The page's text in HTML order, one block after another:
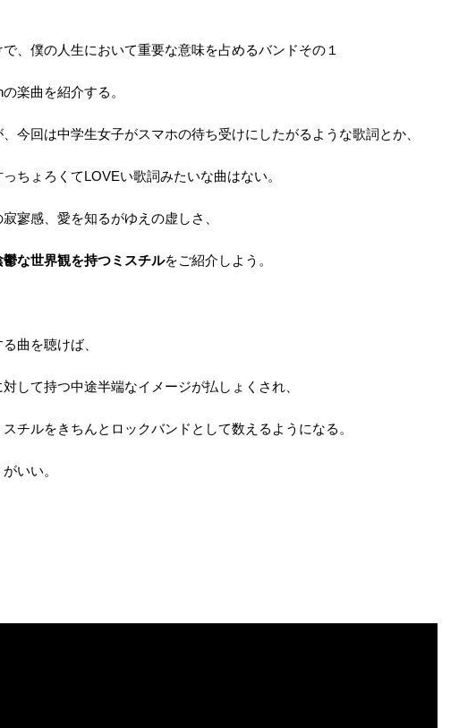
で、僕の人生において重要な意味を占めるバンドその１
楽曲を紹介する。
今回は中学生女子がスマホの待ち受けにしたがるような歌詞とか、
ちょろくてLOVEい歌詞みたいな曲はない。
寥感、愛を知るがゆえの虚しさ、
鬱な世界観を持つミスチルをご紹介しよう。
曲を聴けば、
対して持つ中途半端なイメージが払しょくされ、
チルをきちんとロックバンドとして数えるようになる。
いい。